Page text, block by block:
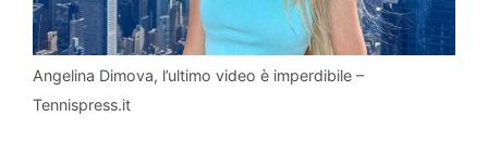
Angelina Dimova, l’ultimo video è imperdibile –
Tennispress.it